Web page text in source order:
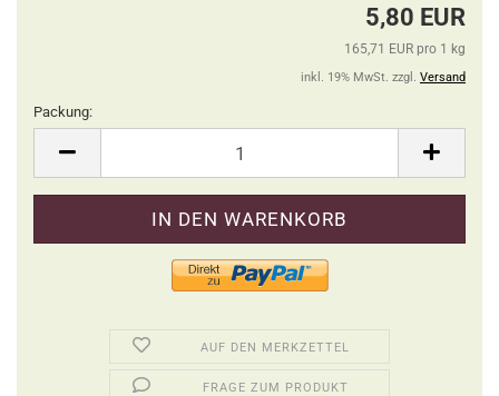
5,80 EUR
165,71 EUR pro 1 kg
inkl. 19% MwSt. zzgl. Versand
Packung:
AUF DEN MERKZETTEL
FRAGE ZUM PRODUKT